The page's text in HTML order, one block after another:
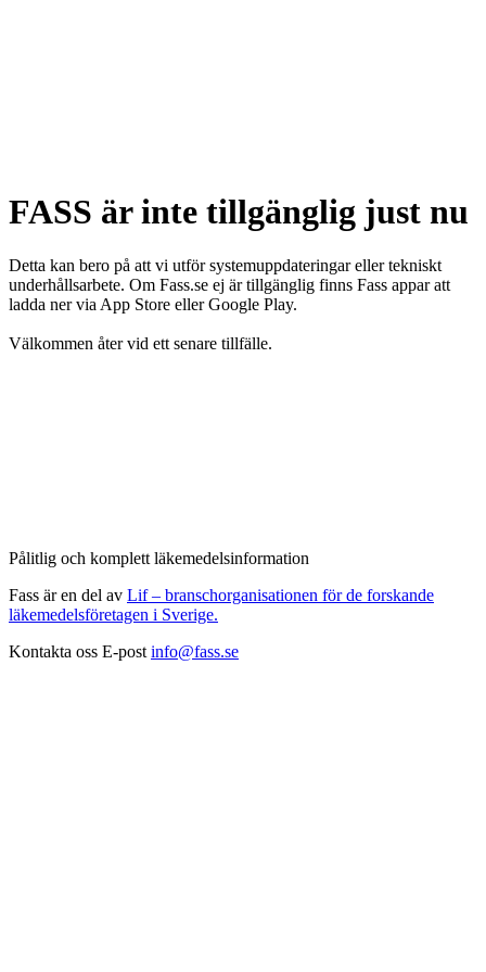
FASS är inte tillgänglig just nu
Detta kan bero på att vi utför systemuppdateringar eller tekniskt
underhållsarbete. Om Fass.se ej är tillgänglig finns Fass appar att
ladda ner via App Store eller Google Play.
Välkommen åter vid ett senare tillfälle.
Pålitlig och komplett läkemedelsinformation
Fass är en del av Lif – branschorganisationen för de forskande
läkemedelsföretagen i Sverige.
Kontakta oss E-post info@fass.se